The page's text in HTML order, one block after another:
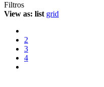
Filtros
View as: list grid
2
3
4